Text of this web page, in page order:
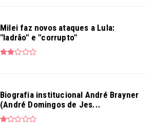
Milei faz novos ataques a Lula:
"ladrão" e "corrupto"
Biografia institucional André Brayner
(André Domingos de Jes...